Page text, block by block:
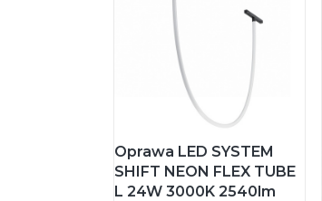
Oprawa LED SYSTEM
SHIFT NEON FLEX TUBE
L 24W 3000K 2540lm